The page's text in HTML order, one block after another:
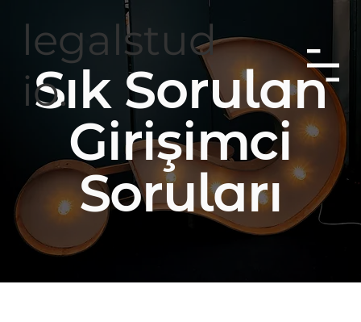
legalstud
io.
Sık Sorulan
Girişimci
Soruları